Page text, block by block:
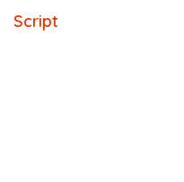
Script